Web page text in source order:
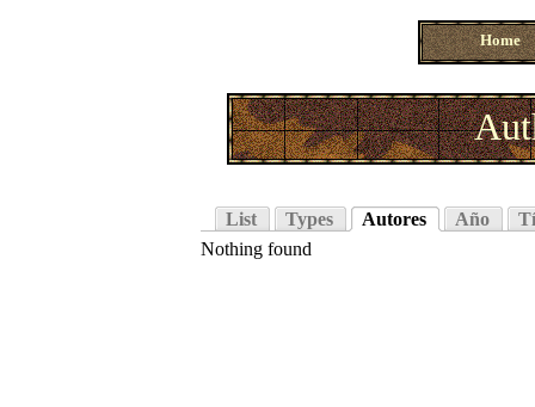
Home
List Types Autores Año
Nothing found